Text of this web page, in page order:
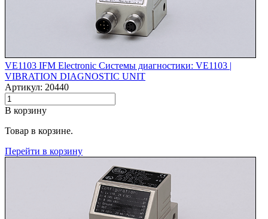
VE1103 IFM Electronic Системы диагностики: VE1103 |‌
VIBRATION DIAGNOSTIC UNIT
Артикул: 20440
В корзину
Товар в корзине.
Перейти в корзину